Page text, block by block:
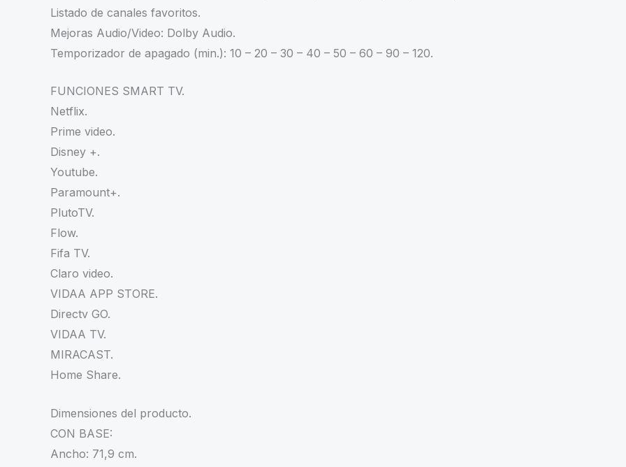
Listado de canales favoritos.
Mejoras Audio/Video: Dolby Audio.
Temporizador de apagado (min.): 10 – 20 – 30 – 40 – 50 – 60 – 90 – 120.
FUNCIONES SMART TV.
Netflix.
Prime video.
Disney +.
Youtube.
Paramount+.
PlutoTV.
Flow.
Fifa TV.
Claro video.
VIDAA APP STORE.
Directv GO.
VIDAA TV.
MIRACAST.
Home Share.
Dimensiones del producto.
CON BASE:
Ancho: 71,9 cm.